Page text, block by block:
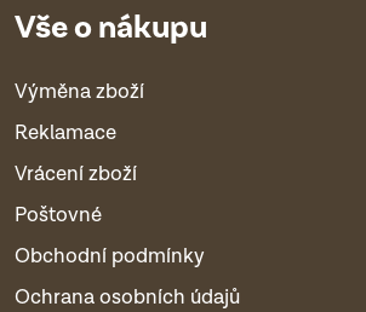
Vše o nákupu
Výměna zboží
Reklamace
Vrácení zboží
Poštovné
Obchodní podmínky
Ochrana osobních údajů